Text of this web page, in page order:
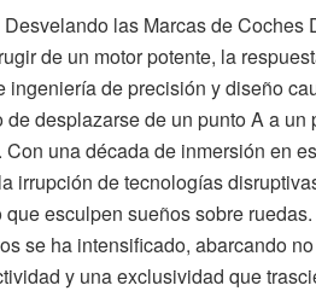
las Marcas de Coches
de un motor potente, la
ingeniería de precisión y diseño
desplazarse de un punto A a
una década de inmersión en
irrupción de tecnologías
esculpen sueños sobre
se ha intensificado, abarcando
y una exclusividad que